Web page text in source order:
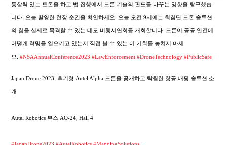
통찰력 있는 토론을 하고 법 집행에서 드론 기술의 판도를 바꾸는 영향을 탐구했습
니다. 오늘 촬영한 현장 순간을 확인하세요. 오늘 오전 9시에는 최첨단 드론 솔루션
의 힘을 실제로 목격할 수 있는 데모 비행시연회를 개최합니다. 드론이 공공 안전에
어떻게 혁명을 일으키고 있는지 직접 볼 수 있는 이 기회를 놓치지 마세
요.#NSAAnnualConference2023 #LawEnforcement #DroneTechnology #PublicSafe
Japan Drone 2023: 후기형 Autel Alpha 드론을 공개하고 탁월한 항공 매핑 솔루션 소
개
Autel Robotics 부스 AO-24, Hall 4